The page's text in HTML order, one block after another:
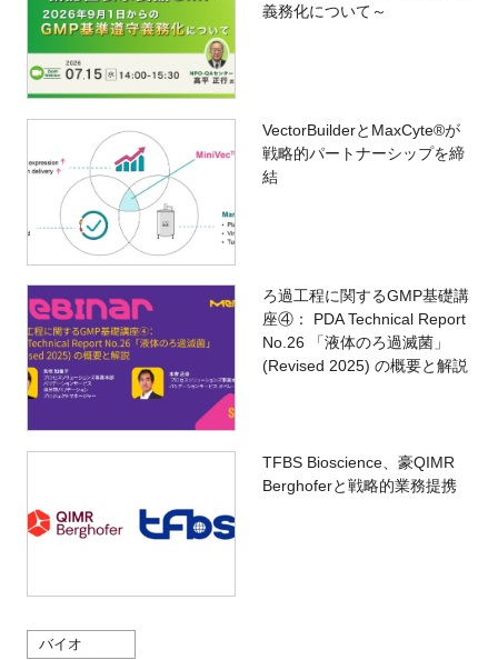
義務化について～
VectorBuilderとMaxCyte®が
戦略的パートナーシップを締
結
ろ過工程に関するGMP基礎講
座④： PDA Technical Report
No.26 「液体のろ過滅菌」
(Revised 2025) の概要と解説
TFBS Bioscience、豪QIMR
Berghoferと戦略的業務提携
バイオ